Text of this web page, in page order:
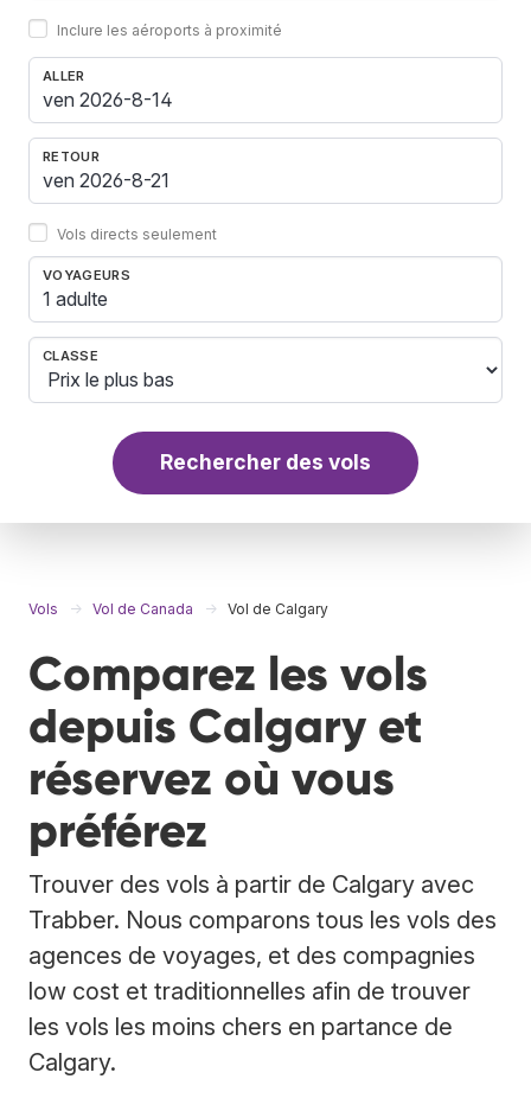
Inclure les aéroports à proximité
ALLER
RETOUR
Vols directs seulement
VOYAGEURS
1 adulte
CLASSE
Rechercher des vols
Vols Vol de Canada Vol de Calgary
Comparez les vols
depuis Calgary et
réservez où vous
préférez
Trouver des vols à partir de Calgary avec
Trabber. Nous comparons tous les vols des
agences de voyages, et des compagnies
low cost et traditionnelles afin de trouver
les vols les moins chers en partance de
Calgary.